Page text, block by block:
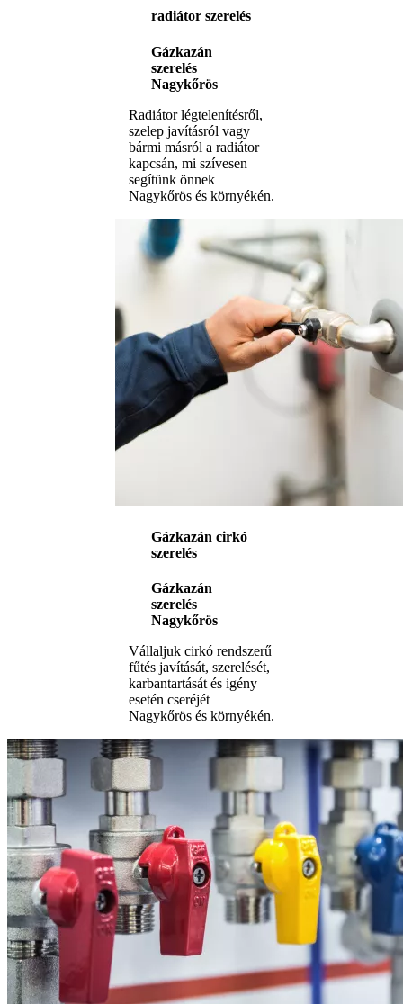
radiátor szerelés
Gázkazán
szerelés
Nagykőrös
Radiátor légtelenítésről,
szelep javításról vagy
bármi másról a radiátor
kapcsán, mi szívesen
segítünk önnek
Nagykőrös és környékén.
Gázkazán cirkó
szerelés
Gázkazán
szerelés
Nagykőrös
Vállaljuk cirkó rendszerű
fűtés javítását, szerelését,
karbantartását és igény
esetén cseréjét
Nagykőrös és környékén.